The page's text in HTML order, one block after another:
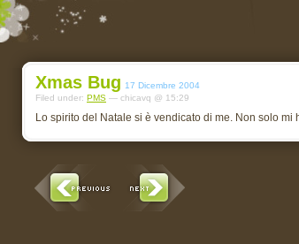
Xmas Bug 17 Dicembre 2004
Filed under: PMS — chicavq @ 15:29
Lo spirito del Natale si è vendicato di me. Non solo